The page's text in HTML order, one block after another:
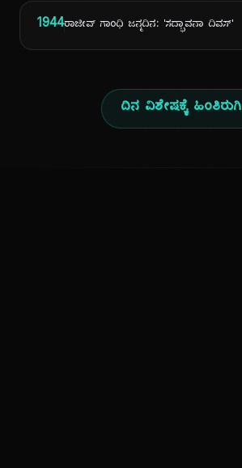
1944ರಾಜೀವ್ ಗಾಂಧಿ ಜನ್ಮದಿನ: 'ಸದ್ಭಾವನಾ ದಿವಸ್'
ದಿನ ವಿಶೇಷಕ್ಕೆ ಹಿಂತಿರುಗಿ